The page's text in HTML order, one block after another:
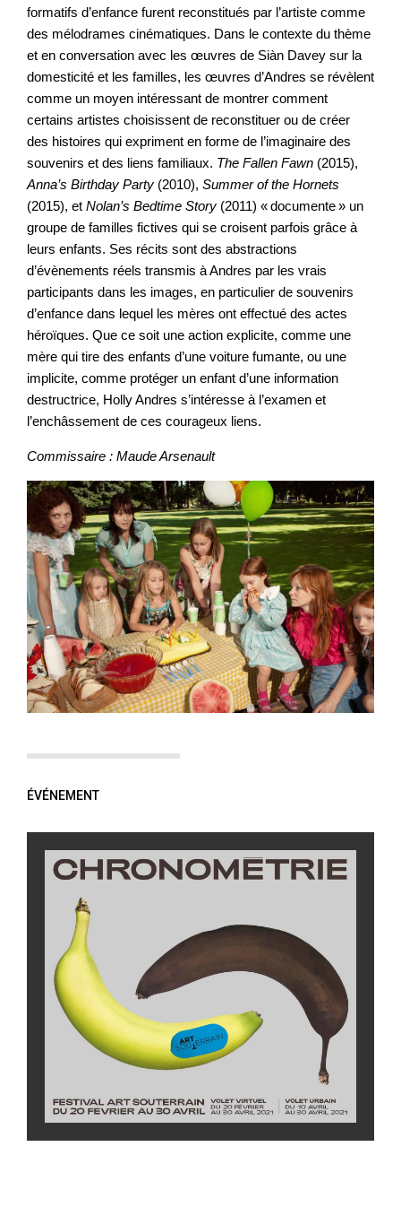
formatifs d’enfance furent reconstitués par l’artiste comme
des mélodrames cinématiques. Dans le contexte du thème
et en conversation avec les œuvres de Siàn Davey sur la
domesticité et les familles, les œuvres d’Andres se révèlent
comme un moyen intéressant de montrer comment
certains artistes choisissent de reconstituer ou de créer
des histoires qui expriment en forme de l’imaginaire des
souvenirs et des liens familiaux. The Fallen Fawn (2015),
Anna’s Birthday Party (2010), Summer of the Hornets
(2015), et Nolan’s Bedtime Story (2011) « documente » un
groupe de familles fictives qui se croisent parfois grâce à
leurs enfants. Ses récits sont des abstractions
d’évènements réels transmis à Andres par les vrais
participants dans les images, en particulier de souvenirs
d’enfance dans lequel les mères ont effectué des actes
héroïques. Que ce soit une action explicite, comme une
mère qui tire des enfants d’une voiture fumante, ou une
implicite, comme protéger un enfant d’une information
destructrice, Holly Andres s’intéresse à l’examen et
l’enchâssement de ces courageux liens.
Commissaire : Maude Arsenault
ÉVÉNEMENT